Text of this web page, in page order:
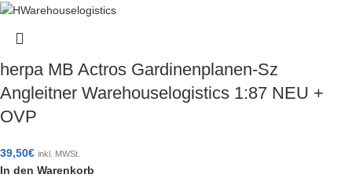
herpa MB Actros Gardinenplanen-Sz
Angleitner Warehouselogistics 1:87 NEU +
OVP
39,50€ inkl. MWSt.
In den Warenkorb